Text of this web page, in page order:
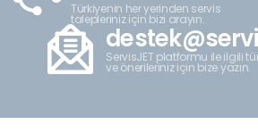
Türkiyenin her yerinden servis
talepleriniz için bizi arayın.
ServisJET platformu ile ilgili
ve önerileriniz için bize yazın.